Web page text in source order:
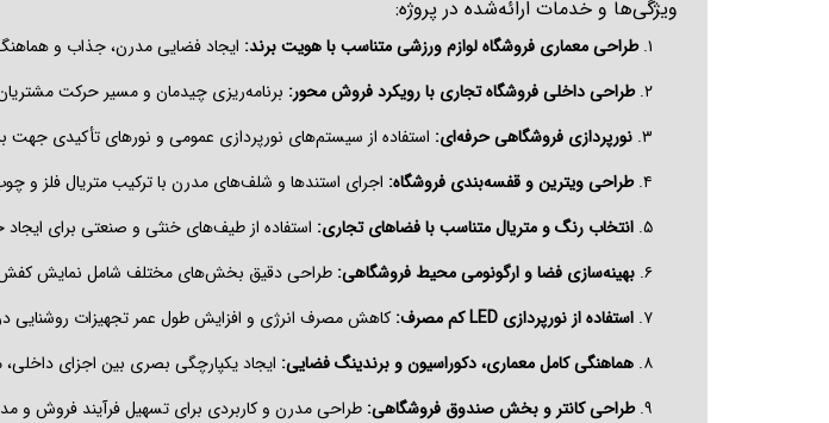
ویژگی‌ها و خدمات ارائه‌شده در پروژه:
۱. طراحی معماری فروشگاه لوازم ورزشی متناسب با هویت برند: ایجاد فضایی مدرن، جذاب و
۲. طراحی داخلی فروشگاه تجاری با رویکرد فروش محور: برنامه‌ریزی چیدمان و مسیر حرکت
۳. نورپردازی فروشگاهی حرفه‌ای: استفاده از سیستم‌های نورپردازی عمومی و نورهای تأکیدی جهت
۴. طراحی ویترین و قفسه‌بندی فروشگاه: اجرای استندها و شلف‌های مدرن با ترکیب متریال فلز و
۵. انتخاب رنگ و متریال متناسب با فضاهای تجاری: استفاده از طیف‌های خنثی و صنعتی برای
۶. بهینه‌سازی فضا و ارگونومی محیط فروشگاهی: طراحی دقیق بخش‌های مختلف شامل نمایش
۷. استفاده از نورپردازی LED کم مصرف:
کاهش مصرف انرژی و افزایش طول عمر تجهیزات روشنایی
۸. هماهنگی کامل معماری، دکوراسیون و برندینگ فضایی: ایجاد یکپارچگی بصری بین اجزای
۹. طراحی کانتر و بخش صندوق فروشگاهی: طراحی مدرن و کاربردی برای تسهیل فرآیند فروش و